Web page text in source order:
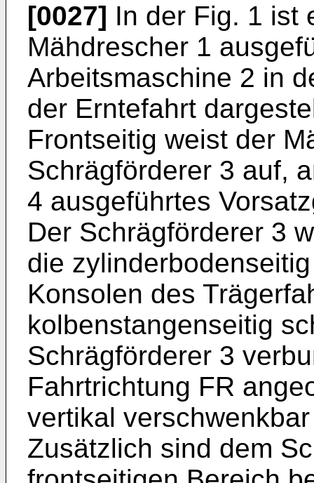
[0027] In der Fig. 1 ist
Mähdrescher 1
Arbeitsmaschine 2 in
der Erntefahrt
Frontseitig weist der
Schrägförderer 3 auf,
4 ausgeführtes
Der Schrägförderer 3
die
Konsolen des
kolbenstangenseitig
Schrägförderer 3
Fahrtrichtung FR
vertikal
Zusätzlich sind dem